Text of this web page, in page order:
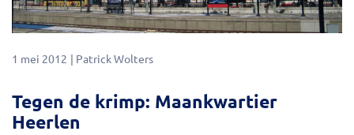
1 mei 2012 Patrick Wolters
Tegen de krimp: Maankwartier
Heerlen